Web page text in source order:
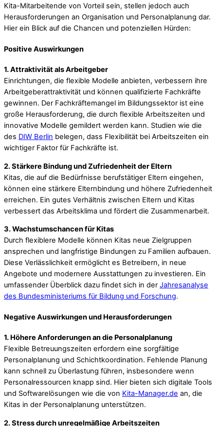
Kita-Mitarbeitende von Vorteil sein, stellen jedoch auch
Herausforderungen an Organisation und Personalplanung dar.
Hier ein Blick auf die Chancen und potenziellen Hürden:
Positive Auswirkungen
1. Attraktivität als Arbeitgeber
Einrichtungen, die flexible Modelle anbieten, verbessern ihre
Arbeitgeberattraktivität und können qualifizierte Fachkräfte
gewinnen. Der Fachkräftemangel im Bildungssektor ist eine
große Herausforderung, die durch flexible Arbeitszeiten und
innovative Modelle gemildert werden kann. Studien wie die
des DIW Berlin belegen, dass Flexibilität bei Arbeitszeiten ein
wichtiger Faktor für Fachkräfte ist.
2. Stärkere Bindung und Zufriedenheit der Eltern
Kitas, die auf die Bedürfnisse berufstätiger Eltern eingehen,
können eine stärkere Elternbindung und höhere Zufriedenheit
erreichen. Ein gutes Verhältnis zwischen Eltern und Kitas
verbessert das Arbeitsklima und fördert die Zusammenarbeit.
3. Wachstumschancen für Kitas
Durch flexiblere Modelle können Kitas neue Zielgruppen
ansprechen und langfristige Bindungen zu Familien aufbauen.
Diese Verlässlichkeit ermöglicht es Betreibern, in neue
Angebote und modernere Ausstattungen zu investieren. Ein
umfassender Überblick dazu findet sich in der Jahresanalyse
des Bundesministeriums für Bildung und Forschung.
Negative Auswirkungen und Herausforderungen
1. Höhere Anforderungen an die Personalplanung
Flexible Betreuungszeiten erfordern eine sorgfältige
Personalplanung und Schichtkoordination. Fehlende Planung
kann schnell zu Überlastung führen, insbesondere wenn
Personalressourcen knapp sind. Hier bieten sich digitale Tools
und Softwarelösungen wie die von Kita-Manager.de an, die
Kitas in der Personalplanung unterstützen.
2. Stress durch unregelmäßige Arbeitszeiten